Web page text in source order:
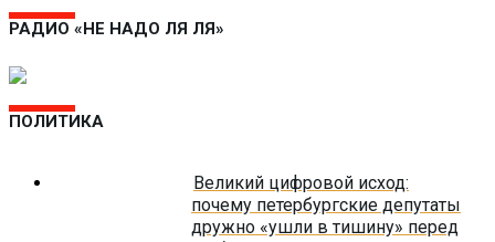
РАДИО «НЕ НАДО ЛЯ ЛЯ»
ПОЛИТИКА
Великий цифровой исход:
почему петербургские депутаты
дружно «ушли в тишину» перед